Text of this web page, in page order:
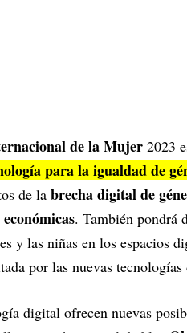
de la Mujer 2023
para la igualdad de
de la brecha digital de
. También pondrá
y las niñas en los espacios
por las nuevas
digital ofrecen nuevas